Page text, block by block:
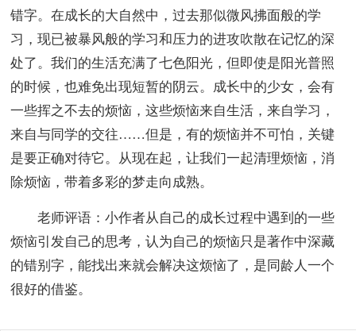
错字。在成长的大自然中，过去那似微风拂面般的学
习，现已被暴风般的学习和压力的进攻吹散在记忆的深
处了。我们的生活充满了七色阳光，但即使是阳光普照
的时候，也难免出现短暂的阴云。成长中的少女，会有
一些挥之不去的烦恼，这些烦恼来自生活，来自学习，
来自与同学的交往……但是，有的烦恼并不可怕，关键
是要正确对待它。从现在起，让我们一起清理烦恼，消
除烦恼，带着多彩的梦走向成熟。
老师评语：小作者从自己的成长过程中遇到的一些
烦恼引发自己的思考，认为自己的烦恼只是著作中深藏
的错别字，能找出来就会解决这烦恼了，是同龄人一个
很好的借鉴。